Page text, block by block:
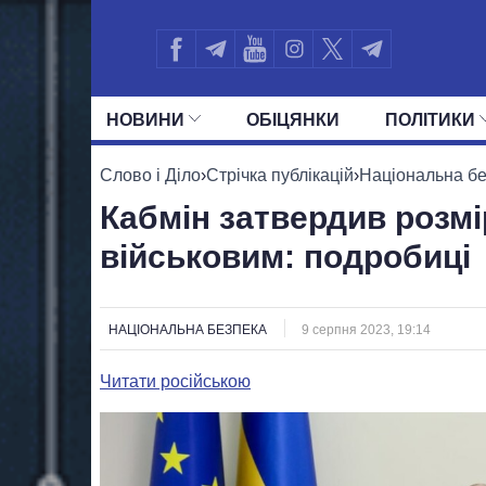
НОВИНИ ОБIЦЯНКИ ПОЛIТИКИ
УСІ ПОЛІТИКИ ПРЕЗИДЕНТ І
Слово і Діло›Стрічка публікацій›Національна
Кабмін затвердив
військовим: подробиці
НАЦІОНАЛЬНА БЕЗПЕКА 9 серпня 2023, 19:14
Читати російською